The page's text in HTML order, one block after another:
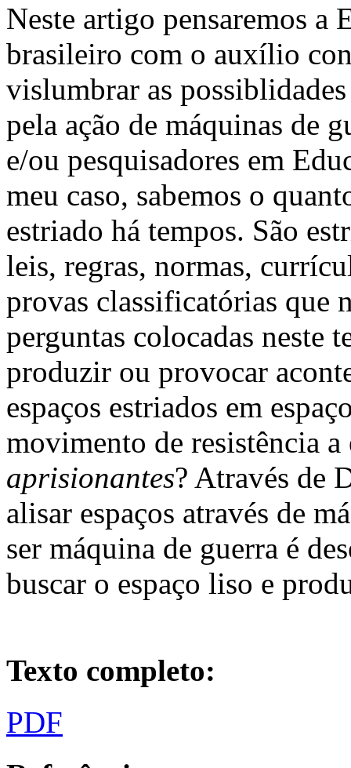
Neste artigo pensaremos a
brasileiro com o auxílio
vislumbrar as
pela ação de máquinas de
e/ou pesquisadores em
meu caso, sabemos o
estriado há tempos. São
leis, regras, normas,
provas classificatórias que
perguntas colocadas neste
produzir ou provocar
espaços estriados em
movimento de resistência a
aprisionantes? Através de
alisar espaços através de
ser máquina de guerra é
buscar o espaço liso e
Texto completo:
PDF